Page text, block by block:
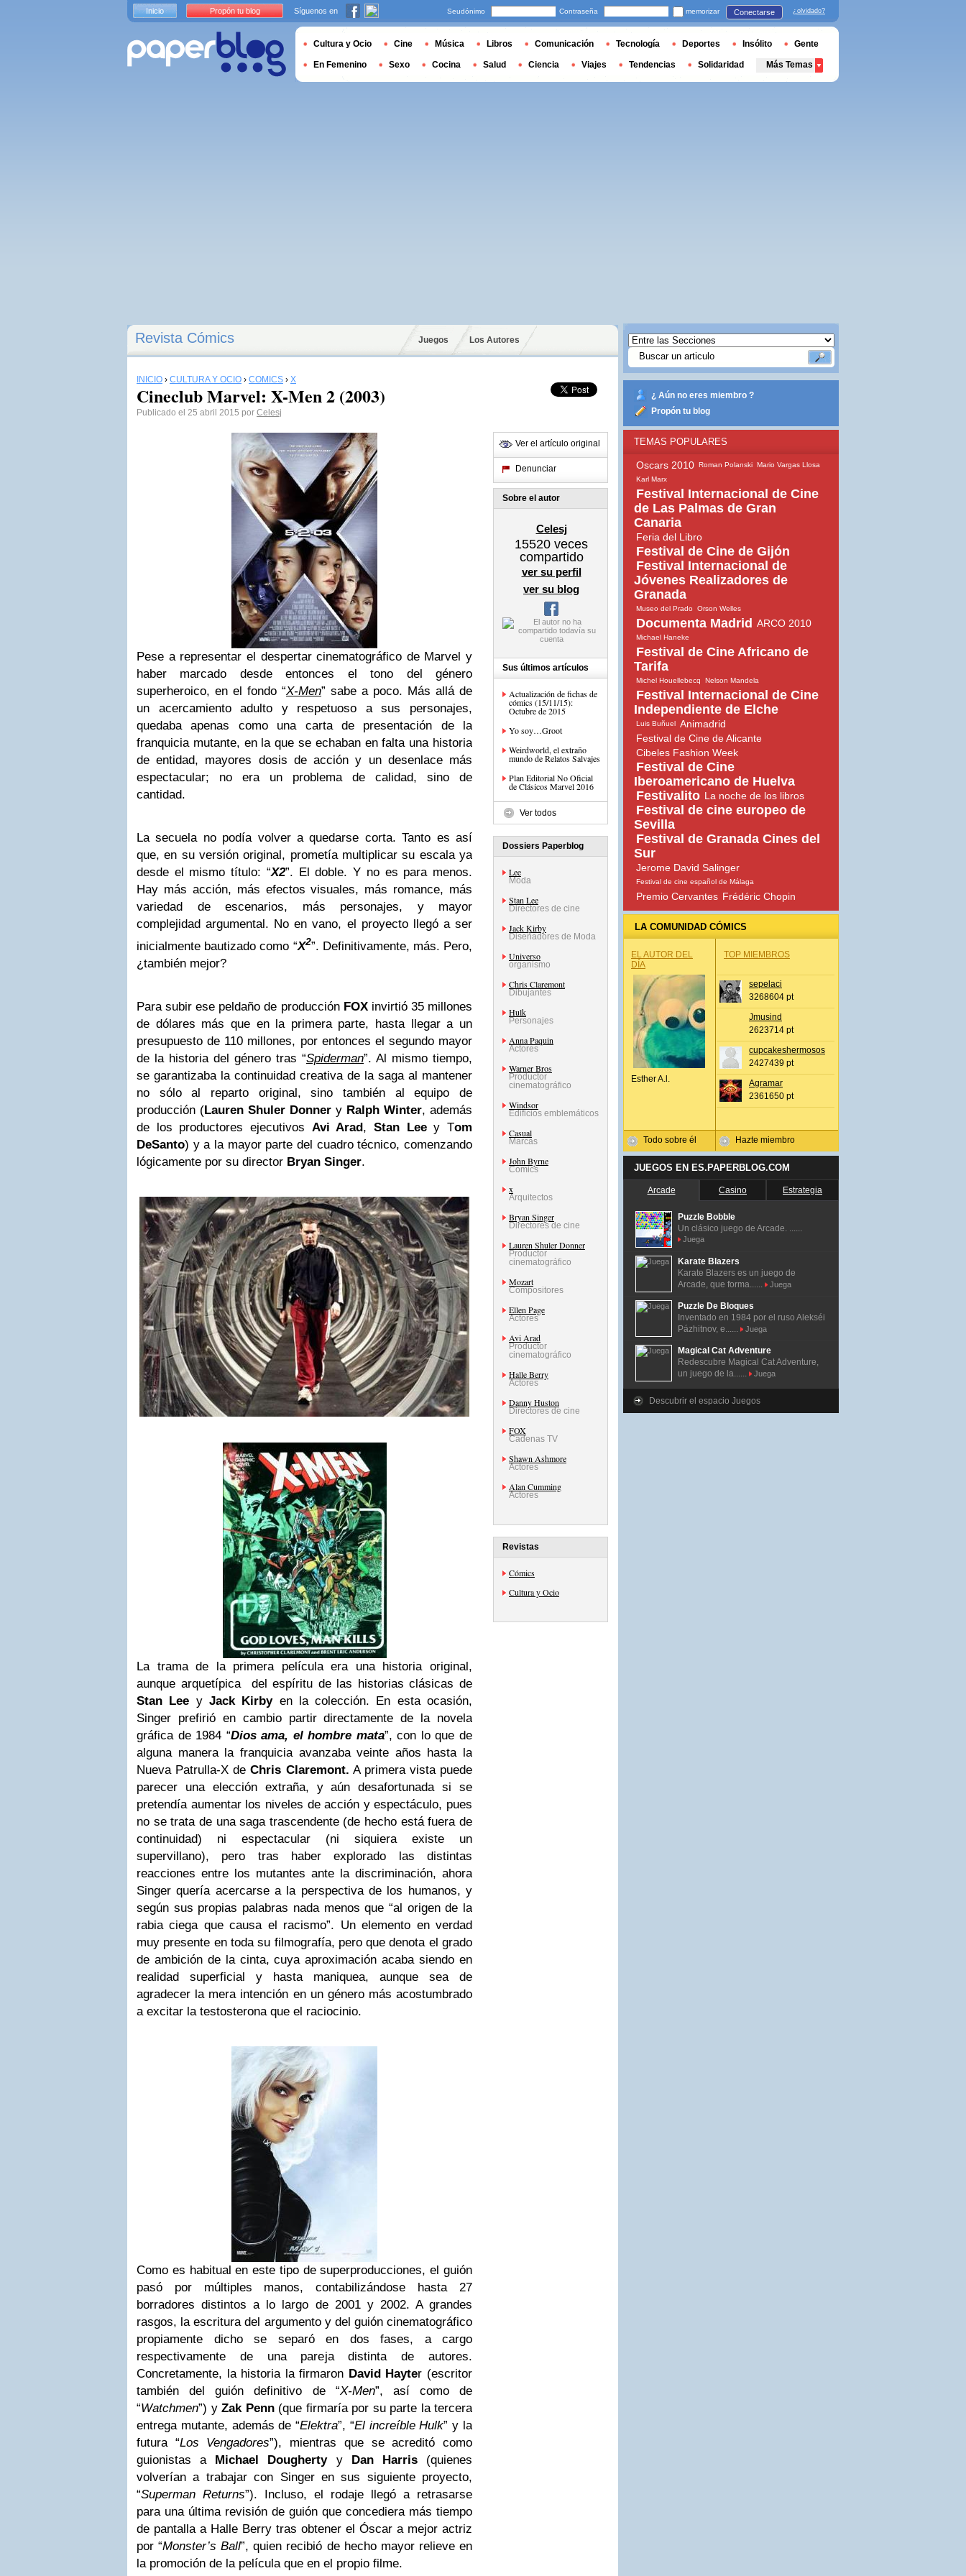
Revista Cómics Juegos Los Autores
INICIO › CULTURA Y OCIO › CÓMICS › X
Cineclub Marvel: X-Men 2 (2003)
Publicado el 25 abril 2015 por Celesj
Pese a representar el despertar cinematográfico de Marvel y
haber marcado desde entonces el tono del género
superheroico, en el fondo “X-Men” sabe a poco. Más allá de
un acercamiento adulto y respetuoso a sus personajes,
quedaba apenas como una carta de presentación de la
franquicia mutante, en la que se echaban en falta una historia
de entidad, mayores dosis de acción y un desenlace más
espectacular; no era un problema de calidad, sino de
cantidad.
La secuela no podía volver a quedarse corta. Tanto es así
que, en su versión original, prometía multiplicar su escala ya
desde el mismo título: “X2”. El doble. Y no es para menos.
Hay más acción, más efectos visuales, más romance, más
variedad de escenarios, más personajes, y mayor
complejidad argumental. No en vano, el proyecto llegó a ser
inicialmente bautizado como “X2”. Definitivamente, más. Pero,
¿también mejor?
Para subir ese peldaño de producción FOXinvirtió 35 millones
de dólares más que en la primera parte, hasta llegar a un
presupuesto de 110 millones, por entonces el segundo mayor
de la historia del género tras “Spiderman”. Al mismo tiempo,
se garantizaba la continuidad creativa de la saga al mantener
no sólo al reparto original, sino también al equipo de
producción (Lauren Shuler Donner y Ralph Winter, además
de los productores ejecutivos Avi Arad,Stan Leey Tom
DeSanto) y a la mayor parte del cuadro técnico, comenzando
lógicamente por su director Bryan Singer.
La trama de la primera película era una historia original,
aunque arquetípica del espíritu de las historias clásicas de
Stan Lee y Jack Kirby en la colección. En esta ocasión,
Singer prefirió en cambio partir directamente de la novela
gráfica de 1984 “Dios ama, el hombre mata”, con lo que de
alguna manera la franquicia avanzaba veinte años hasta la
Nueva Patrulla-X deChris Claremont. A primera vista puede
parecer una elección extraña, y aún desafortunada si se
pretendía aumentar los niveles de acción y espectáculo, pues
no se trata de una saga trascendente (de hecho está fuera de
continuidad) ni espectacular (ni siquiera existe un
supervillano), pero tras haber explorado las distintas
reacciones entre los mutantes ante la discriminación, ahora
Singer quería acercarse a la perspectiva de los humanos, y
según sus propias palabras nada menos que “al origen de la
rabia ciega que causa el racismo”. Un elemento en verdad
muy presente en toda su filmografía, pero que denota el grado
de ambición de la cinta, cuya aproximación acaba siendo en
realidad superficial y hasta maniquea, aunque sea de
agradecer la mera intención en un género más acostumbrado
a excitar la testosterona que el raciocinio.
Como es habitual en este tipo de superproducciones, el guión
pasó por múltiples manos, contabilizándose hasta 27
borradores distintos a lo largo de 2001 y 2002. A grandes
rasgos, la escritura del argumento y del guión cinematográfico
propiamente dicho se separó en dos fases, a cargo
respectivamente de una pareja distinta de autores.
Concretamente, la historia la firmaron David Hayter (escritor
también del guión definitivo de “X-Men”, así como de
“Watchmen”) y Zak Penn(que firmaría por su parte la tercera
entrega mutante, además de “Elektra”, “El increíble Hulk” y la
futura “Los Vengadores”), mientras que se acreditó como
guionistas a Michael Doughertyy Dan Harris(quienes
volverían a trabajar con Singer en sus siguiente proyecto,
“Superman Returns”). Incluso, el rodaje llegó a retrasarse
para una última revisión de guión que concediera más tiempo
de pantalla a Halle Berry tras obtener el Óscar a mejor actriz
por “Monster’s Ball”, quien recibió de hecho mayor relieve en
la promoción de la película que en el propio filme.
Ver el artículo original
Denunciar
Sobre el autor
Celesj
15520 veces
compartido
ver su perfil
ver su blog
Sus últimos artículos
Actualización de fichas de
cómics (15/11/15):
Octubre de 2015
Yo soy…Groot
Weirdworld, el extraño
mundo de Relatos Salvajes
Plan Editorial No Oficial
de Clásicos Marvel 2016
Ver todos
Dossiers Paperblog
Lee
Moda
Stan Lee
Directores de cine
Jack Kirby
Diseñadores de Moda
Universo
organismo
Chris Claremont
Dibujantes
Hulk
Personajes
Anna Paquin
Actores
Warner Bros
Productor
cinematográfico
Windsor
Edificios emblemáticos
Casual
Marcas
John Byrne
Comics
x
Arquitectos
Bryan Singer
Directores de cine
Lauren Shuler Donner
Productor
cinematográfico
Mozart
Compositores
Ellen Page
Actores
Avi Arad
Productor
cinematográfico
Halle Berry
Actores
Danny Huston
Directores de cine
FOX
Cadenas TV
Shawn Ashmore
Actores
Alan Cumming
Actores
Revistas
Cómics
Cultura y Ocio
¿ Aún no eres miembro ?
Propón tu blog
TEMAS POPULARES
Oscars 2010 Roman Polanski Mario Vargas Llosa
Karl Marx
Festival Internacional de Cine
de Las Palmas de Gran
Canaria
Feria del Libro
Festival de Cine de Gijón
Festival Internacional de
Jóvenes Realizadores de
Granada
Museo del Prado Orson Welles
Documenta Madrid ARCO 2010
Michael Haneke
Festival de Cine Africano de
Tarifa
Michel Houellebecq Nelson Mandela
Festival Internacional de Cine
Independiente de Elche
Luis Buñuel Animadrid
Festival de Cine de Alicante
Cibeles Fashion Week
Festival de Cine
Iberoamericano de Huelva
Festivalito La noche de los libros
Festival de cine europeo de
Sevilla
Festival de Granada Cines del
Sur
Jerome David Salinger
Festival de cine español de Málaga
Premio Cervantes Frédéric Chopin
LA COMUNIDAD CÓMICS
EL AUTOR DEL
DÍA
Esther A.l.
Todo sobre él
TOP MIEMBROS
sepelaci
3268604 pt
Jmusind
2623714 pt
cupcakeshermosos
2427439 pt
Agramar
2361650 pt
Hazte miembro
JUEGOS EN ES.PAPERBLOG.COM
Arcade Casino Estrategia
Puzzle Bobble
Un clásico juego de Arcade. ......
Juega
Karate Blazers
Karate Blazers es un juego de
Arcade, que forma......
Juega
Puzzle De Bloques
Inventado en 1984 por el ruso Alekséi
Pázhitnov, e......
Juega
Magical Cat Adventure
Redescubre Magical Cat Adventure,
un juego de la......
Juega
Descubrir el espacio Juegos
Inicio Propón tu blog Síguenos en Seudónimo Contraseña memorizar Conectarse ¿olvidado?
Cultura y Ocio Cine Música Libros Comunicación Tecnología Deportes Insólito Gente
En Femenino Sexo Cocina Salud Ciencia Viajes Tendencias Solidaridad Más Temas